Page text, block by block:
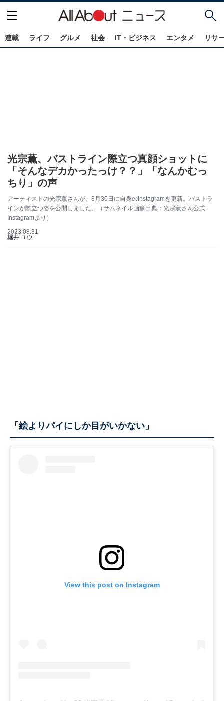
連載 ライフ グルメ 社会 IT・ビジネス エンタメ リサ
光宗薫、バストライン際立つ真顔ショットに
「そんなデカかったっけ？？」「なんかむっ
ちり」の声
アーティストの光宗薫さんが、8月30日に自身のInstagramを更新。バストラ
インが際立つ姿を公開しました。（サムネイル画像出典：光宗薫さん公式
Instagramより）
2023.08.31
堀井 ユウ
「絵よりパイにしか目がいかない」
View this post on Instagram